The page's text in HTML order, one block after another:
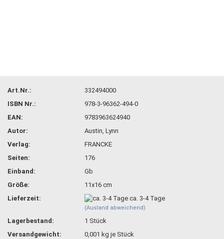
Art.Nr.:
332494000
ISBN Nr.:
978-3-96362-494-0
EAN:
9783963624940
Autor:
Austin, Lynn
Verlag:
FRANCKE
Seiten:
176
Einband:
Gb
Größe:
11x16 cm
Lieferzeit:
ca. 3-4 Tage
(Ausland abweichend)
Lagerbestand: 1 Stück
Versandgewicht:
0,001 kg je Stück